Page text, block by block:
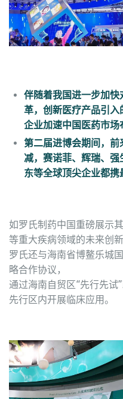
伴随着我国进一步加
革，创新医疗产品引
企业加速中国医药市场
第二届进博会期间，
减，赛诺菲、辉瑞、
东等全球顶尖企业都
如罗氏制药中国重磅展示
等重大疾病领域的未来创新
罗氏还与海南省博鳌乐城
略合作协议，
通过海南自贸区“先行先试
先行区内开展临床应用。